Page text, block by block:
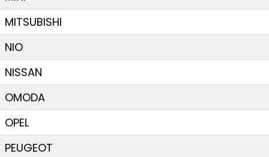
MITSUBISHI
NIO
NISSAN
OMODA
OPEL
PEUGEOT